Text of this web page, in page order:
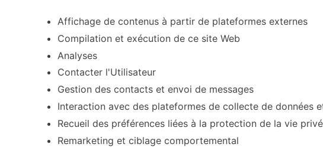
Affichage de contenus à partir de plateformes externes
Compilation et exécution de ce site Web
Analyses
Contacter l'Utilisateur
Gestion des contacts et envoi de messages
Interaction avec des plateformes de collecte de données
Recueil des préférences liées à la protection de la vie
Remarketing et ciblage comportemental